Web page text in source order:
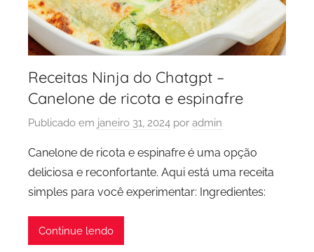
Receitas Ninja do Chatgpt –
Canelone de ricota e espinafre
Publicado em janeiro 31, 2024 por admin
Canelone de ricota e espinafre é uma opção
deliciosa e reconfortante. Aqui está uma receita
simples para você experimentar: Ingredientes:
Continue lendo